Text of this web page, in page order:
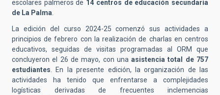
escolares palmeros de 14 centros de educación secundaria
de La Palma.
La edición del curso 2024-25 comenzó sus actividades a
principios de febrero con la realización de charlas en centros
educativos, seguidas de visitas programadas al ORM que
concluyeron el 26 de mayo, con unaasistencia total de 757
estudiantes. En la presente edición, la organización de las
actividades ha tenido que enfrentarse a complejidades
logísticas derivadas de frecuentes inclemencias